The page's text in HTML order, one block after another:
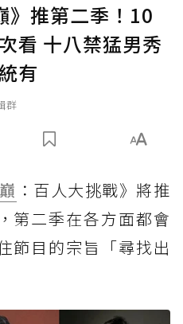
推第二季！10
看 十八禁猛男秀
有
群
：百人大挑戰》將推
第二季在各方面都會
節目的宗旨「尋找出